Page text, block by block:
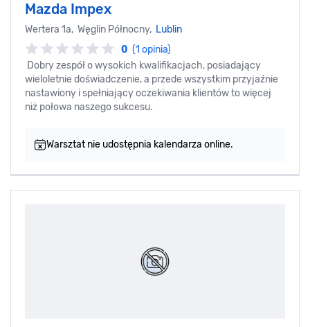
Mazda Impex
Wertera 1a, Węglin Północny, Lublin
0 (1 opinia)
Dobry zespół o wysokich kwalifikacjach, posiadający
wieloletnie doświadczenie, a przede wszystkim przyjaźnie
nastawiony i spełniający oczekiwania klientów to więcej
niż połowa naszego sukcesu.
Warsztat nie udostępnia kalendarza online.